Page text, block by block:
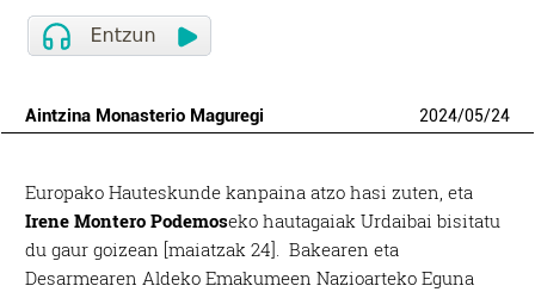
Aintzina Monasterio Maguregi 2024/05/24
Europako Hauteskunde kanpaina atzo hasi zuten, eta
Irene Montero Podemoseko hautagaiak Urdaibai bisitatu
du gaur goizean [maiatzak 24]. Bakearen eta
Desarmearen Aldeko Emakumeen Nazioarteko Eguna